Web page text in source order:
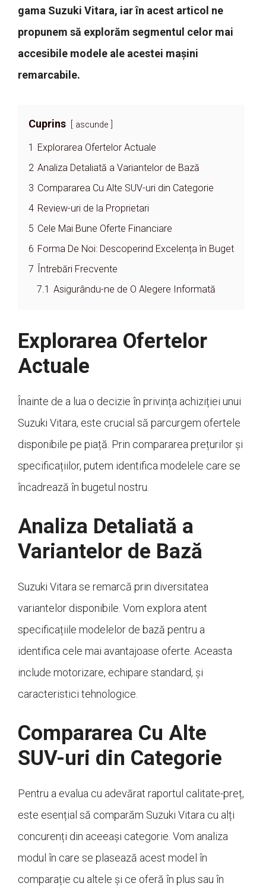
gama Suzuki Vitara, iar în acest articol ne
propunem să explorăm segmentul celor mai
accesibile modele ale acestei mașini
remarcabile.
Cuprins ascunde
1
Explorarea Ofertelor Actuale
2 Analiza Detaliată a Variantelor de Bază
3 Compararea Cu Alte SUV-uri din Categorie
4 Review-uri de la Proprietari
5 Cele Mai Bune Oferte Financiare
6 Forma De Noi: Descoperind Excelența în Buget
7
Întrebări Frecvente
7.1 Asigurându-ne de O Alegere Informată
Explorarea Ofertelor
Actuale
Înainte de a lua o decizie în privința achiziției unui
Suzuki Vitara, este crucial să parcurgem ofertele
disponibile pe piață. Prin compararea prețurilor și
specificațiilor, putem identifica modelele care se
încadrează în bugetul nostru.
Analiza Detaliată a
Variantelor de Bază
Suzuki Vitara se remarcă prin diversitatea
variantelor disponibile. Vom explora atent
specificațiile modelelor de bază pentru a
identifica cele mai avantajoase oferte. Aceasta
include motorizare, echipare standard, și
caracteristici tehnologice.
Compararea Cu Alte
SUV-uri din Categorie
Pentru a evalua cu adevărat raportul calitate-preț,
este esențial să comparăm Suzuki Vitara cu alți
concurenți din aceeași categorie. Vom analiza
modul în care se plasează acest model în
comparație cu altele și ce oferă în plus sau în